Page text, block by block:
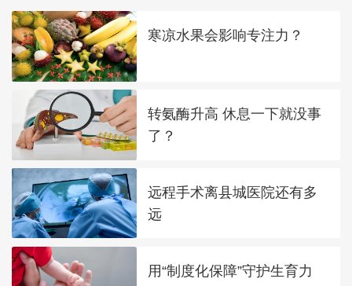
寒凉水果会影响专注力？
转氨酶升高 休息一下就没事
了？
远程手术离县城医院还有多
远
用“制度化保障”守护生育力